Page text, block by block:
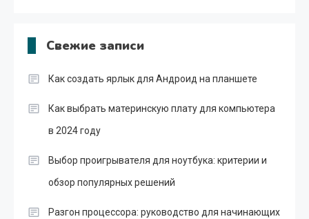
Свежие записи
Как создать ярлык для Андроид на планшете
Как выбрать материнскую плату для компьютера
в 2024 году
Выбор проигрывателя для ноутбука: критерии и
обзор популярных решений
Разгон процессора: руководство для начинающих